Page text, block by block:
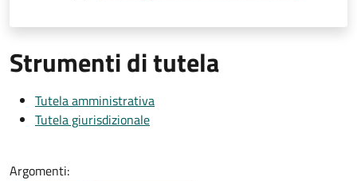
Strumenti di tutela
Tutela amministrativa
Tutela giurisdizionale
Argomenti: